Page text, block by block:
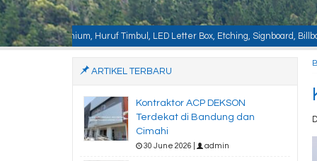
Huruf Timbul, LED Letter Box, Etching, Signboard, Billboard, Baja
ARTIKEL TERBARU
Kontraktor ACP DEKSON
Terdekat di Bandung dan
Cimahi
30 June 2026 | admin